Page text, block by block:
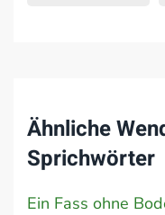
Ähnliche
Sprichwörter
Ein Fass ohne